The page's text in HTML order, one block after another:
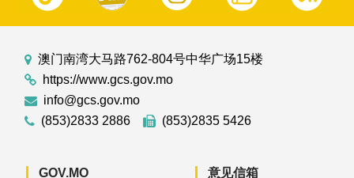
澳门南湾大马路762-804号中华广场15楼
https://www.gcs.gov.mo
info@gcs.gov.mo
(853)2833 2886
(853)2835 5426
GOV.MO 意见信箱